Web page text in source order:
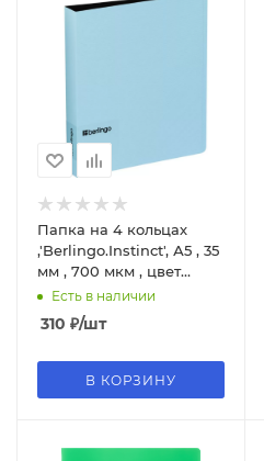
Папка на 4 кольцах
,'Berlingo.Instinct', А5 , 35
мм , 700 мкм , цвет
аквамарин, RB4_A5510
Есть в наличии
310 ₽/шт
В КОРЗИНУ